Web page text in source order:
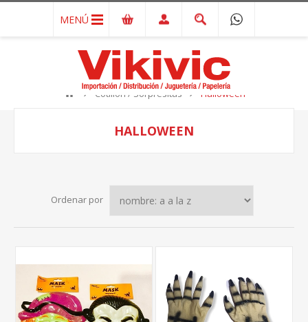
MENÚ
Cotillón / Sorpresitas Halloween
HALLOWEEN
Ordenar por